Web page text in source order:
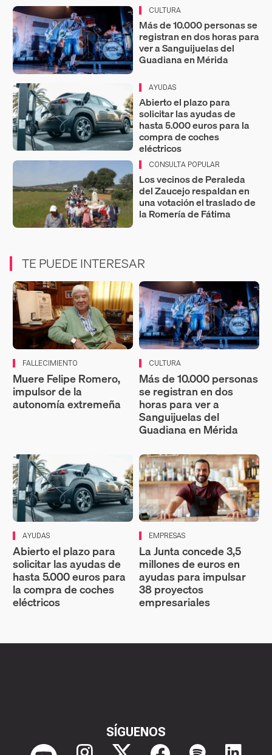
CULTURA
Más de 10.000 personas se
registran en dos horas para
ver a Sanguijuelas del
Guadiana en Mérida
AYUDAS
Abierto el plazo para
solicitar las ayudas de
hasta 5.000 euros para la
compra de coches
eléctricos
CONSULTA POPULAR
Los vecinos de Peraleda
del Zaucejo respaldan en
una votación el traslado de
la Romería de Fátima
TE PUEDE INTERESAR
FALLECIMIENTO
Muere Felipe Romero,
impulsor de la
autonomía extremeña
CULTURA
Más de 10.000 personas
se registran en dos
horas para ver a
Sanguijuelas del
Guadiana en Mérida
AYUDAS
Abierto el plazo para
solicitar las ayudas de
hasta 5.000 euros para
la compra de coches
eléctricos
EMPRESAS
La Junta concede 3,5
millones de euros en
ayudas para impulsar
38 proyectos
empresariales
SÍGUENOS